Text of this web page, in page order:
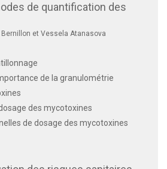
de quantification des
et Vessela Atanasova
de la granulométrie
des mycotoxines
de dosage des mycotoxines